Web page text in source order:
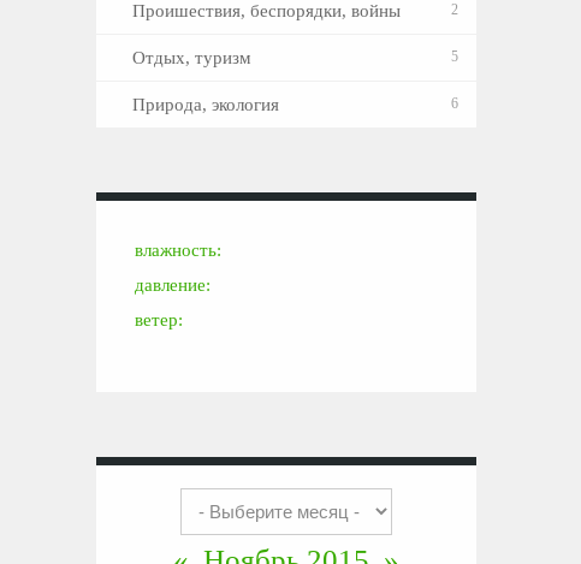
Проишествия, беспорядки, войны 2
Отдых, туризм 5
Природа, экология 6
влажность:
давление:
ветер: